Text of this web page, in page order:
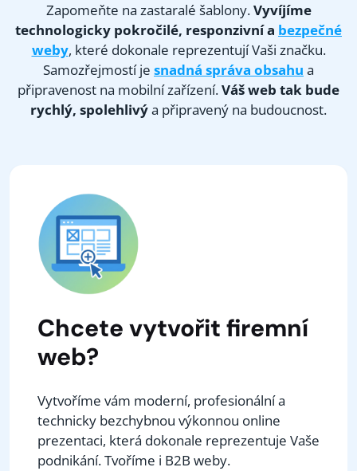
Zapomeňte na zastaralé šablony.Vyvíjíme
technologicky pokročilé, responzivní a bezpečné
weby, které dokonale reprezentují Vaši značku.
Samozřejmostí je snadná správa obsahu a
připravenost na mobilní zařízení.Váš web tak bude
rychlý, spolehlivýa připravený na budoucnost.
Chcete vytvořit firemní
web?
Vytvoříme vám moderní, profesionální a
technicky bezchybnou výkonnou online
prezentaci, která dokonale reprezentuje Vaše
podnikání. Tvoříme i B2B weby.